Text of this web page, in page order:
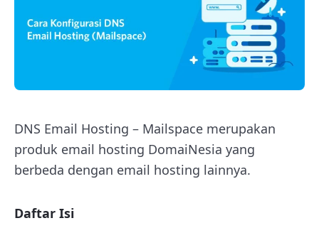
DNS Email Hosting – Mailspace merupakan
produk email hosting DomaiNesia yang
berbeda dengan email hosting lainnya.
Daftar Isi